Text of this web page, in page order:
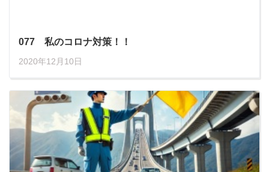
077 私のコロナ対策！！
2020年12月10日